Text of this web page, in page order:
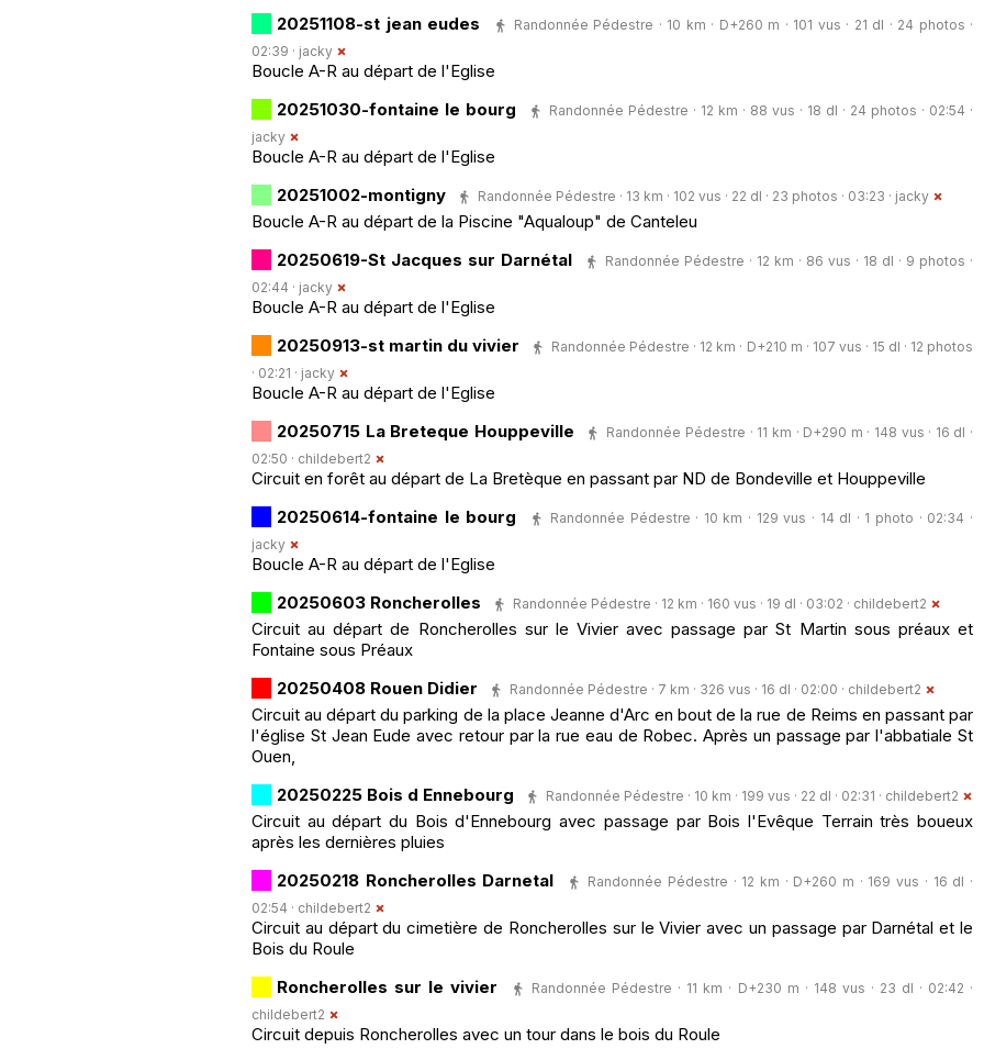
20251108-st jean eudes
Randonnée Pédestre · 10 km · D+260 m · 101 vus · 21 dl · 24 photos ·
02:39 · jacky
Boucle A-R au départ de l'Eglise
20251030-fontaine le bourg
Randonnée Pédestre · 12 km · 88 vus · 18 dl · 24 photos · 02:54 ·
jacky
Boucle A-R au départ de l'Eglise
20251002-montigny
Randonnée Pédestre · 13 km · 102 vus · 22 dl · 23 photos · 03:23 · jacky
Boucle A-R au départ de la Piscine "Aqualoup" de Canteleu
20250619-St Jacques sur Darnétal
Randonnée Pédestre · 12 km · 86 vus · 18 dl · 9 photos ·
02:44 · jacky
Boucle A-R au départ de l'Eglise
20250913-st martin du vivier
Randonnée Pédestre · 12 km · D+210 m · 107 vus · 15 dl · 12 photos
· 02:21 · jacky
Boucle A-R au départ de l'Eglise
20250715 La Breteque Houppeville
Randonnée Pédestre · 11 km · D+290 m · 148 vus · 16 dl ·
02:50 · childebert2
Circuit en forêt au départ de La Bretèque en passant par ND de Bondeville et Houppeville
20250614-fontaine le bourg
Randonnée Pédestre · 10 km · 129 vus · 14 dl · 1 photo · 02:34 ·
jacky
Boucle A-R au départ de l'Eglise
20250603 Roncherolles
Randonnée Pédestre · 12 km · 160 vus · 19 dl · 03:02 · childebert2
Circuit au départ de Roncherolles sur le Vivier avec passage par St Martin sous préaux et
Fontaine sous Préaux
20250408 Rouen Didier
Randonnée Pédestre · 7 km · 326 vus · 16 dl · 02:00 · childebert2
Circuit au départ du parking de la place Jeanne d'Arc en bout de la rue de Reims en passant par
l'église St Jean Eude avec retour par la rue eau de Robec. Après un passage par l'abbatiale St
Ouen,
20250225 Bois d Ennebourg
Randonnée Pédestre · 10 km · 199 vus · 22 dl · 02:31 · childebert2
Circuit au départ du Bois d'Ennebourg avec passage par Bois l'Evêque Terrain très boueux
après les dernières pluies
20250218 Roncherolles Darnetal
Randonnée Pédestre · 12 km · D+260 m · 169 vus · 16 dl ·
02:54 · childebert2
Circuit au départ du cimetière de Roncherolles sur le Vivier avec un passage par Darnétal et le
Bois du Roule
Roncherolles sur le vivier
Randonnée Pédestre · 11 km · D+230 m · 148 vus · 23 dl · 02:42 ·
childebert2
Circuit depuis Roncherolles avec un tour dans le bois du Roule